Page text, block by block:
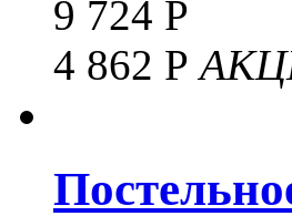
9 724 Р
4 862 Р